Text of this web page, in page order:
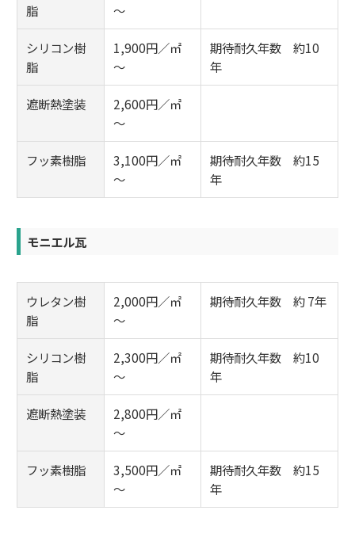
脂 ～
シリコン樹
脂
1,900円／㎡
～
期待耐久年数 約10
年
遮断熱塗装
2,600円／㎡
～
フッ素樹脂
3,100円／㎡
～
期待耐久年数 約15
年
モニエル瓦
ウレタン樹
脂
2,000円／㎡
～
期待耐久年数 約 7年
シリコン樹
脂
2,300円／㎡
～
期待耐久年数 約10
年
遮断熱塗装
2,800円／㎡
～
フッ素樹脂
3,500円／㎡
～
期待耐久年数 約15
年